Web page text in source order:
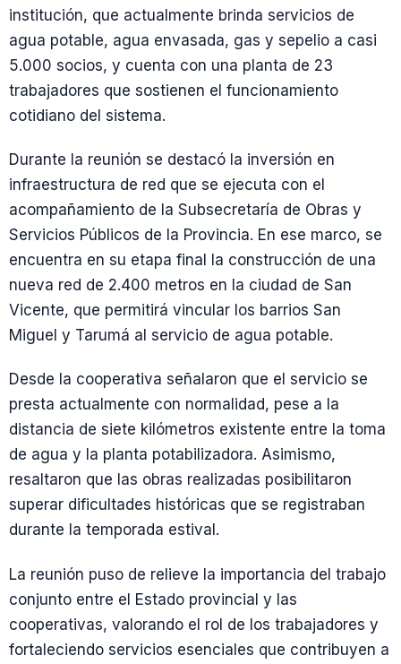
institución, que actualmente brinda servicios de
agua potable, agua envasada, gas y sepelio a casi
5.000 socios, y cuenta con una planta de 23
trabajadores que sostienen el funcionamiento
cotidiano del sistema.
Durante la reunión se destacó la inversión en
infraestructura de red que se ejecuta con el
acompañamiento de la Subsecretaría de Obras y
Servicios Públicos de la Provincia. En ese marco, se
encuentra en su etapa final la construcción de una
nueva red de 2.400 metros en la ciudad de San
Vicente, que permitirá vincular los barrios San
Miguel y Tarumá al servicio de agua potable.
Desde la cooperativa señalaron que el servicio se
presta actualmente con normalidad, pese a la
distancia de siete kilómetros existente entre la toma
de agua y la planta potabilizadora. Asimismo,
resaltaron que las obras realizadas posibilitaron
superar dificultades históricas que se registraban
durante la temporada estival.
La reunión puso de relieve la importancia del trabajo
conjunto entre el Estado provincial y las
cooperativas, valorando el rol de los trabajadores y
fortaleciendo servicios esenciales que contribuyen a